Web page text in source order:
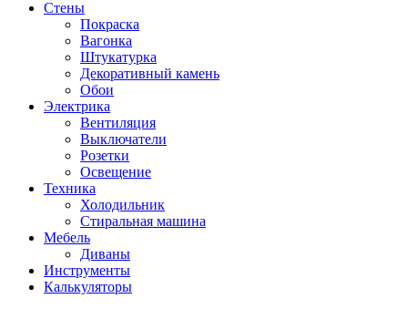
Стены
Покраска
Вагонка
Штукатурка
Декоративный камень
Обои
Электрика
Вентиляция
Выключатели
Розетки
Освещение
Техника
Холодильник
Стиральная машина
Мебель
Диваны
Инструменты
Калькуляторы